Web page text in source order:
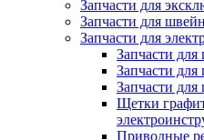
Запчасти для
Запчасти для
Запчасти для
Запчасти для
Запчасти
Запчасти
Щетки
Приводные